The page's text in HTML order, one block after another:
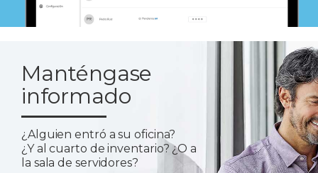
Manténgase
informado
¿Alguien entró a su oficina?
¿Y al cuarto de inventario? ¿O a
la sala de servidores?